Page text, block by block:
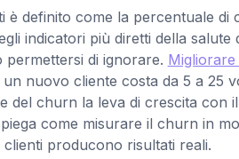
è definito come la percentuale
indicatori più diretti della
di ignorare.
nuovo cliente costa da 5 a 25
del churn la leva di crescita con
come misurare il churn in
clienti producono risultati reali.